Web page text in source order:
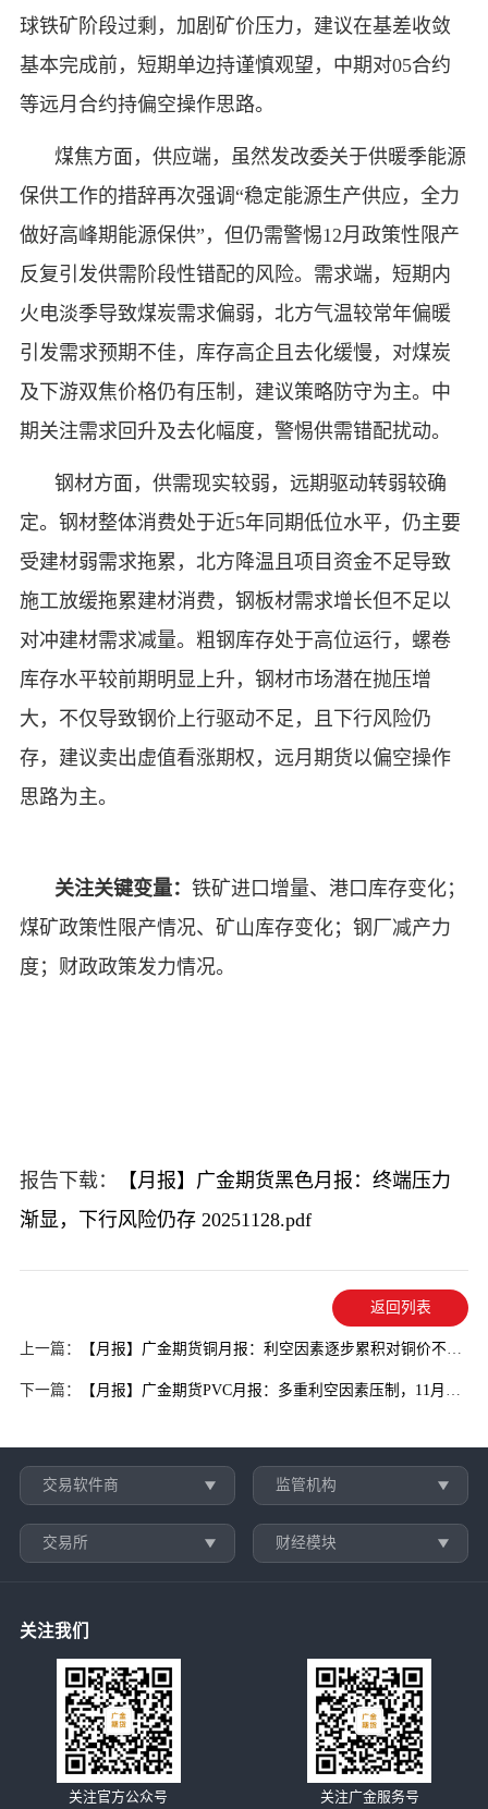
球铁矿阶段过剩，加剧矿价压力，建议在基差收敛
基本完成前，短期单边持谨慎观望，中期对05合约
等远月合约持偏空操作思路。
煤焦方面，供应端，虽然发改委关于供暖季能源
保供工作的措辞再次强调“稳定能源生产供应，全力
做好高峰期能源保供”，但仍需警惕12月政策性限产
反复引发供需阶段性错配的风险。需求端，短期内
火电淡季导致煤炭需求偏弱，北方气温较常年偏暖
引发需求预期不佳，库存高企且去化缓慢，对煤炭
及下游双焦价格仍有压制，建议策略防守为主。中
期关注需求回升及去化幅度，警惕供需错配扰动。
钢材方面，供需现实较弱，远期驱动转弱较确
定。钢材整体消费处于近5年同期低位水平，仍主要
受建材弱需求拖累，北方降温且项目资金不足导致
施工放缓拖累建材消费，钢板材需求增长但不足以
对冲建材需求减量。粗钢库存处于高位运行，螺卷
库存水平较前期明显上升，钢材市场潜在抛压增
大，不仅导致钢价上行驱动不足，且下行风险仍
存，建议卖出虚值看涨期权，远月期货以偏空操作
思路为主。
关注关键变量： 铁矿进口增量、港口库存变化；
煤矿政策性限产情况、矿山库存变化；钢厂减产力
度；财政政策发力情况。
报告下载：
【月报】广金期货黑色月报：终端压力
渐显，下行风险仍存 20251128.pdf
返回列表
上一篇： 【月报】广金期货铜月报：利空因素逐步累积对铜价不利20251031
下一篇： 【月报】广金期货PVC月报：多重利空因素压制，11月PVC跌跌不休 20251201
交易软件商 监管机构
交易所 财经模块
关注我们
关注官方公众号 关注广金服务号